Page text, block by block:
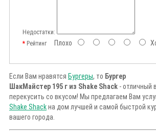
Недостатки:
РейтингПлохо
Если Вам нравятся Бургеры, то Бургер
ШакМайстер 195 г из Shake Shack - отличный
перекусить со вкусом! Мы предлагаем Вам
Shake Shackна дом лучшей и самой быстрой
вашего города.